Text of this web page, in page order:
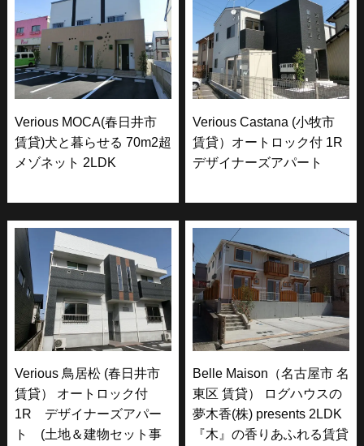
Verious MOCA(春日井市
賃貸)犬と暮らせる 70m2超
メゾネット 2LDK
Verious Castana (小牧市
賃貸）オートロック付 1R
デザイナーズアパート
Verious 鳥居松 (春日井市
賃貸） オートロック付
1R デザイナーズアパー
ト (土地＆建物セット事
Belle Maison（名古屋市 名
東区 賃貸） ログハウスの
夢木香(株) presents 2LDK
『木』の香りあふれる賃貸